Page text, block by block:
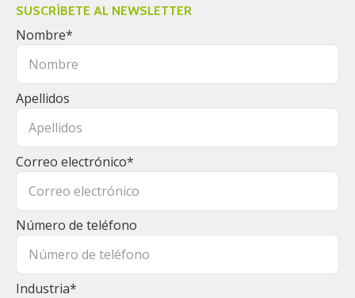
SUSCRÍBETE AL NEWSLETTER
Nombre*
Apellidos
Correo electrónico*
Número de teléfono
Industria*